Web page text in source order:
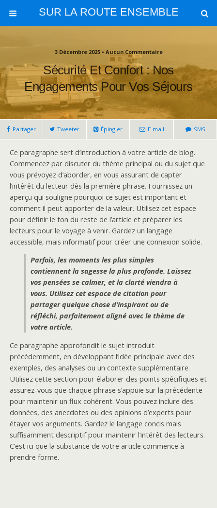
SUR LA ROUTE ENSEMBLE
3 Décembre 2025 • Aucun Commentaire
Sécurité Et Confort : Nos
Engagements Pour Vos Séjours
Partager Tweeter Épingler E-mail SMS
Ce paragraphe sert d’introduction à votre article de blog.
Commencez par discuter du thème principal ou du sujet que
vous prévoyez d’aborder, en vous assurant de capter
l’intérêt du lecteur dès la première phrase. Fournissez un
aperçu qui souligne pourquoi ce sujet est important et
comment il peut apporter de la valeur. Utilisez cet espace
pour définir le ton du reste de l’article et préparer les
lecteurs pour le voyage à venir. Gardez un langage
accessible, mais informatif pour créer une connexion solide.
Parfois, les moments les plus simples
contiennent la sagesse la plus profonde. Laissez
vos pensées se calmer, et la clarté viendra à
vous. Utilisez cet espace de citation pour
partager quelque chose d’inspirant ou de
réfléchi, parfaitement aligné avec le thème de
votre article.
Ce paragraphe approfondit le sujet introduit
précédemment, en développant l’idée principale avec des
exemples, des analyses ou un contexte supplémentaire.
Utilisez cette section pour élaborer des points spécifiques et
assurez-vous que chaque phrase s’appuie sur la précédente
pour maintenir un flux cohérent. Vous pouvez inclure des
données, des anecdotes ou des opinions d’experts pour
étayer vos arguments. Gardez le langage concis mais
suffisamment descriptif pour maintenir l’intérêt des lecteurs.
C’est ici que la substance de votre article commence à
prendre forme.